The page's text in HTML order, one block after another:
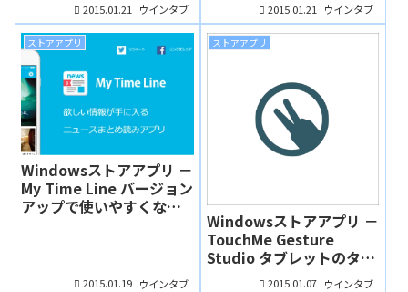
2015.01.21 ウインタブ 2015.01.21 ウインタブ
ストアアプリ
Windowsストアアプリ －
My Time Line バージョン
アップで使いやすくなっ
2015.01.19 ウインタブ
ストアアプリ
Windowsストアアプリ －
TouchMe Gesture
Studio タブレットのタッ
チ操作を快適に！
2015.01.07 ウインタブ